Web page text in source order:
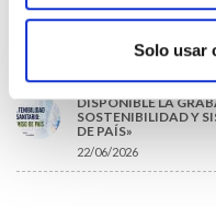
Solo usar
INFORME SOBRE LA
COLEGIADAS/OS EN
PUESTOS DE
DISPONIBLE LA
SOSTENIBILIDAD Y
DE PAÍS»
22/06/2026